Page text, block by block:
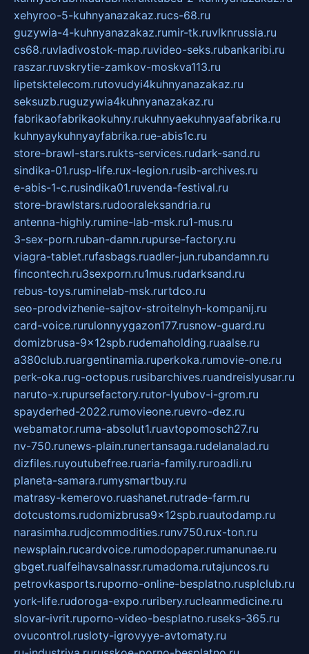
xehyroo-5-kuhnyanazakaz.rucs-68.ru
guzywia-4-kuhnyanazakaz.rumir-tk.ruvlknrussia.ru
cs68.ruvladivostok-map.ruvideo-seks.rubankaribi.ru
raszar.ruvskrytie-zamkov-moskva113.ru
lipetsktelecom.rutovudyi4kuhnyanazakaz.ru
seksuzb.ruguzywia4kuhnyanazakaz.ru
fabrikaofabrikaokuhny.rukuhnyaekuhnyaafabrika.ru
kuhnyaykuhnyayfabrika.rue-abis1c.ru
store-brawl-stars.rukts-services.rudark-sand.ru
sindika-01.rusp-life.rux-legion.rusib-archives.ru
e-abis-1-c.rusindika01.ruvenda-festival.ru
store-brawlstars.rudooraleksandria.ru
antenna-highly.rumine-lab-msk.ru1-mus.ru
3-sex-porn.ruban-damn.rupurse-factory.ru
viagra-tablet.rufasbags.ruadler-jun.rubandamn.ru
fincontech.ru3sexporn.ru1mus.rudarksand.ru
rebus-toys.ruminelab-msk.rurtdco.ru
seo-prodvizhenie-sajtov-stroitelnyh-kompanij.ru
card-voice.rurulonnyygazon177.rusnow-guard.ru
domizbrusa-9x12spb.rudemaholding.ruaalse.ru
a380club.ruargentinamia.ruperkoka.rumovie-one.ru
perk-oka.rug-octopus.rusibarchives.ruandreislyusar.ru
naruto-x.rupursefactory.rutor-lyubov-i-grom.ru
spayderhed-2022.rumovieone.ruevro-dez.ru
webamator.ruma-absolut1.ruavtopomosch27.ru
nv-750.runews-plain.runertansaga.rudelanalad.ru
dizfiles.ruyoutubefree.ruaria-family.ruroadli.ru
planeta-samara.rumysmartbuy.ru
matrasy-kemerovo.ruashanet.rutrade-farm.ru
dotcustoms.rudomizbrusa9x12spb.ruautodamp.ru
narasimha.rudjcommodities.runv750.rux-ton.ru
newsplain.rucardvoice.rumodopaper.rumanunae.ru
gbget.rualfeihavsalnassr.rumadoma.rutajuncos.ru
petrovkasports.ruporno-online-besplatno.rusplclub.ru
york-life.rudoroga-expo.ruribery.rucleanmedicine.ru
slovar-ivrit.ruporno-video-besplatno.ruseks-365.ru
ovucontrol.rusloty-igrovyye-avtomaty.ru